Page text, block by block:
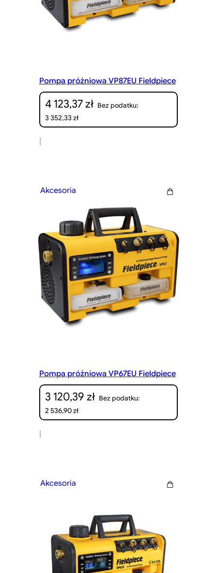
Pompa próżniowa VP87EU Fieldpiece
4 123,37zł Bez podatku:
3 352,33 zł
|
Akcesoria
Pompa próżniowa VP67EU Fieldpiece
3 120,39 zł Bez podatku:
2 536,90zł
|
Akcesoria